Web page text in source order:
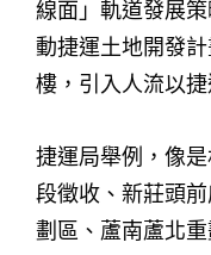
線面」軌道發展
動捷運土地開發
樓，引入人流以
捷運局舉例，像
段徵收、新莊頭
劃區、蘆南蘆北